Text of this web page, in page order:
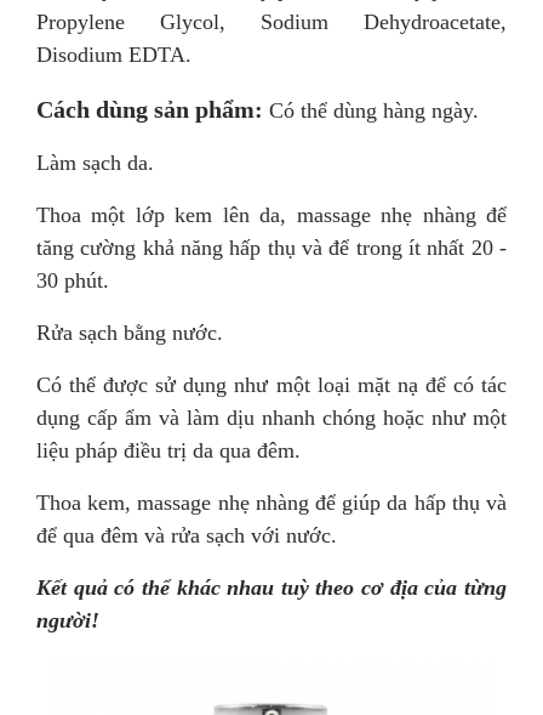
Propylene Glycol, Sodium Dehydroacetate,
Disodium EDTA.
Cách dùng sản phẩm: Có thể dùng hàng ngày.
Làm sạch da.
Thoa một lớp kem lên da, massage nhẹ nhàng để
tăng cường khả năng hấp thụ và để trong ít nhất 20 -
30 phút.
Rửa sạch bằng nước.
Có thể được sử dụng như một loại mặt nạ để có tác
dụng cấp ẩm và làm dịu nhanh chóng hoặc như một
liệu pháp điều trị da qua đêm.
Thoa kem, massage nhẹ nhàng để giúp da hấp thụ và
để qua đêm và rửa sạch với nước.
Kết quả có thể khác nhau tuỳ theo cơ địa của từng
người!